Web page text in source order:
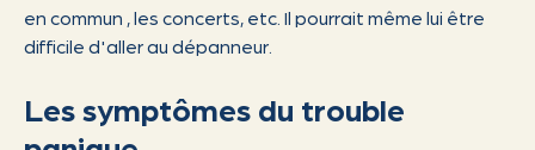
en commun , les concerts, etc. Il pourrait même lui être
difficile d'aller au dépanneur.
Les symptômes du trouble